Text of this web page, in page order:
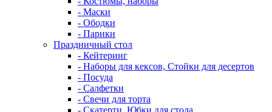
- Маски
- Ободки
- Парики
Праздничный стол
- Кейтеринг
- Наборы для кексов, Стойки для десертов
- Посуда
- Салфетки
- Свечи для торта
- Скатерти, Юбки для стола